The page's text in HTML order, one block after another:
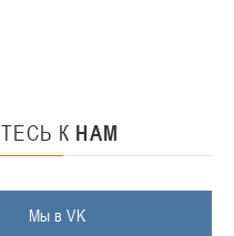
К НАМ
Мы в VK